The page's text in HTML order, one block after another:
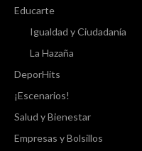
Educarte
Igualdad y Ciudadanía
La Hazaña
DeporHits
¡Escenarios!
Salud y Bienestar
Empresas y Bolsillos